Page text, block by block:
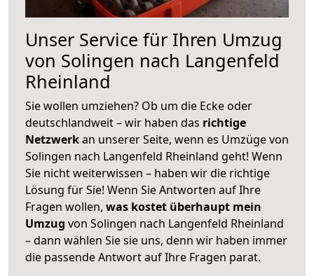
Unser Service für Ihren Umzug
von Solingen nach Langenfeld
Rheinland
Sie wollen umziehen? Ob um die Ecke oder
deutschlandweit – wir haben das richtige
Netzwerkan unserer Seite, wenn es Umzüge von
Solingen nach Langenfeld Rheinland geht! Wenn
Sie nicht weiterwissen – haben wir die richtige
Lösung für Sie! Wenn Sie Antworten auf Ihre
Fragen wollen, was kostet überhaupt mein
Umzug von Solingen nach Langenfeld Rheinland
– dann wählen Sie sie uns, denn wir haben immer
die passende Antwort auf Ihre Fragen parat.